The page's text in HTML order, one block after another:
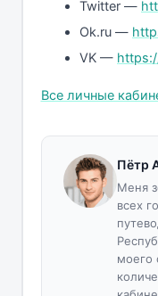
Twitter —
Ok.ru —
VK —
Все личные
Пётр
Меня
всех
моего